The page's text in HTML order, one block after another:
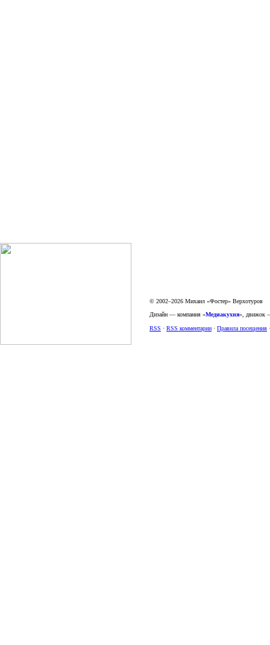
© 2002–2026 Михаил «Фостер» Верхотуров
Дизайн — компания «Медиакухня»,
RSS · RSS комментарии · Правила посещения